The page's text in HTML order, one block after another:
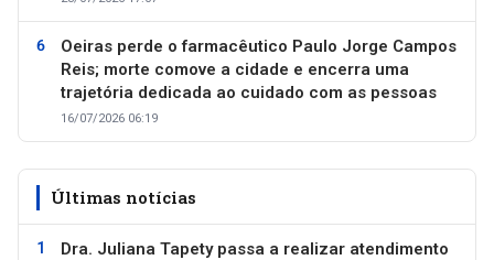
Oeiras perde o farmacêutico Paulo Jorge Campos
Reis; morte comove a cidade e encerra uma
trajetória dedicada ao cuidado com as pessoas
16/07/2026 06:19
Últimas notícias
Dra. Juliana Tapety passa a realizar atendimento